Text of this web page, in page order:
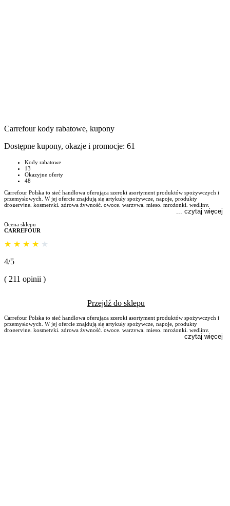
Carrefourkody rabatowe, kupony
Dostępne kupony, okazje i promocje: 61
Kody rabatowe
13
Okazyjne oferty
48
Carrefour Polska to sieć handlowa oferująca szeroki asortyment produktów spożywczych i
przemysłowych. W jej ofercie znajdują się artykuły spożywcze, napoje, produkty
drogeryjne, kosmetyki, zdrowa żywność, owoce, warzywa, mięso, mrożonki, wędliny,
pieczywo, ryby, artykuły dla dzieci oraz dla zwierząt. Sieć posiada sklepy w różnych
Polska jest częścią międzynarodowej grupy Carrefour, działającej w ponad 30 krajach.
... czytaj więcej
Ocena sklepu
CARREFOUR
★ ★ ★ ★ ★
4/5
( 211 opinii )
Przejdź do sklepu
Carrefour Polska to sieć handlowa oferująca szeroki asortyment produktów spożywczych i
przemysłowych. W jej ofercie znajdują się artykuły spożywcze, napoje, produkty
drogeryjne, kosmetyki, zdrowa żywność, owoce, warzywa, mięso, mrożonki, wędliny,
pieczywo, ryby, artykuły dla dzieci oraz dla zwierząt. Sieć posiada sklepy w różnych
czytaj więcej